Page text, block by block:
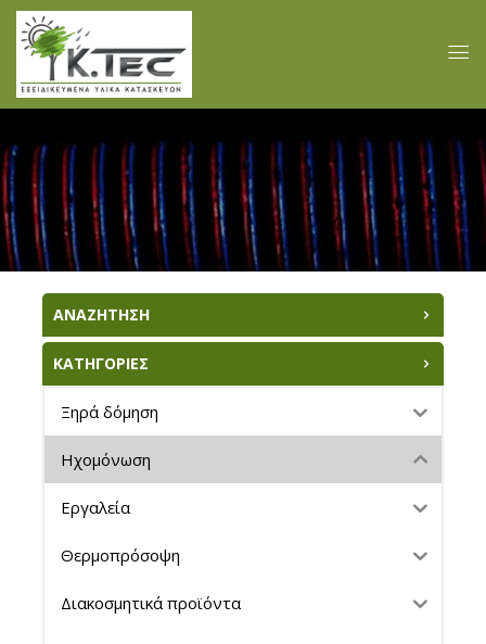
ΑΝΑΖΗΤΗΣΗ
ΚΑΤΗΓΟΡΙΕΣ
Ξηρά δόμηση
Ηχομόνωση
Εργαλεία
Θερμοπρόσοψη
Διακοσμητικά προϊόντα